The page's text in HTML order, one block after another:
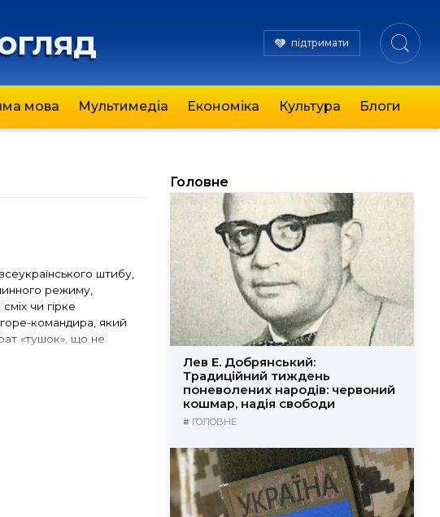
підтримати
мова Мультимедіа Економіка Культура Блоги
штибу,
режиму,
чи гірке
командира, який
«тушок», що не
Головне
Лев Е. Добрянський:
Традиційний тиждень
поневолених народів: червоний
кошмар, надія свободи
# ГОЛОВНЕ